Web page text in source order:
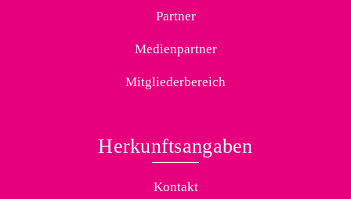
Partner
Medienpartner
Mitgliederbereich
Herkunftsangaben
Kontakt